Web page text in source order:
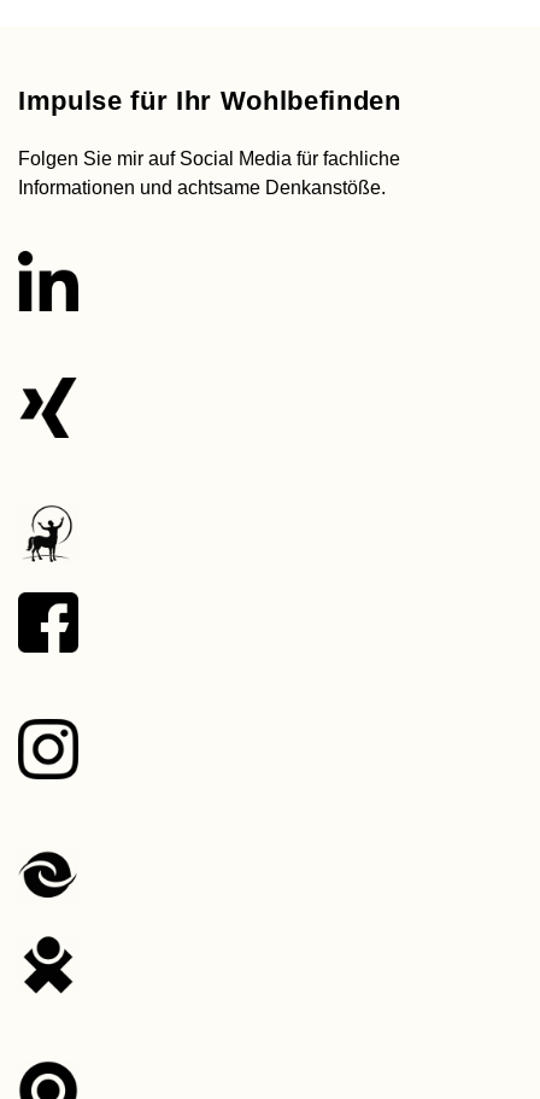
Impulse für Ihr Wohlbefinden
Folgen Sie mir auf Social Media für fachliche
Informationen und achtsame Denkanstöße.